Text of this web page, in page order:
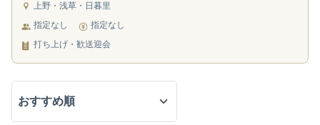
上野・浅草・日暮里
指定なし
指定なし
打ち上げ・歓送迎会